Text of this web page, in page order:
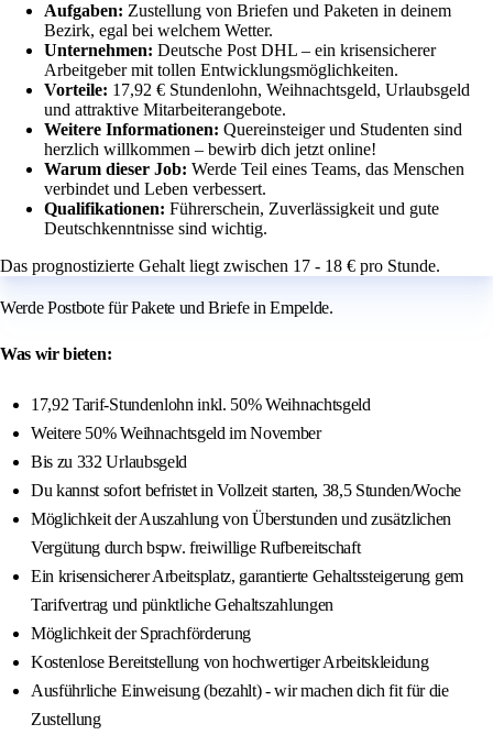
Aufgaben: Zustellung von Briefen und Paketen in deinem
Bezirk, egal bei welchem Wetter.
Unternehmen: Deutsche Post DHL – ein krisensicherer
Arbeitgeber mit tollen Entwicklungsmöglichkeiten.
Vorteile: 17,92 € Stundenlohn, Weihnachtsgeld, Urlaubsgeld
und attraktive Mitarbeiterangebote.
Weitere Informationen: Quereinsteiger und Studenten sind
herzlich willkommen – bewirb dich jetzt online!
Warum dieser Job: Werde Teil eines Teams, das Menschen
verbindet und Leben verbessert.
Qualifikationen: Führerschein, Zuverlässigkeit und gute
Deutschkenntnisse sind wichtig.
Das prognostizierte Gehalt liegt zwischen 17 - 18 € pro Stunde.
Werde Postbote für Pakete und Briefe in Empelde.
Was wir bieten:
17,92 Tarif-Stundenlohn inkl. 50% Weihnachtsgeld
Weitere 50% Weihnachtsgeld im November
Bis zu 332 Urlaubsgeld
Du kannst sofort befristet in Vollzeit starten, 38,5 Stunden/Woche
Möglichkeit der Auszahlung von Überstunden und zusätzlichen
Vergütung durch bspw. freiwillige Rufbereitschaft
Ein krisensicherer Arbeitsplatz, garantierte Gehaltssteigerung gem
Tarifvertrag und pünktliche Gehaltszahlungen
Möglichkeit der Sprachförderung
Kostenlose Bereitstellung von hochwertiger Arbeitskleidung
Ausführliche Einweisung (bezahlt) - wir machen dich fit für die
Zustellung